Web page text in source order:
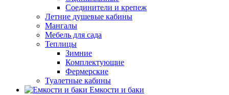
Соединители и крепеж
Летние душевые кабины
Мангалы
Мебель для сада
Теплицы
Зимние
Комплектующие
Фермерские
Туалетные кабины
Емкости и баки